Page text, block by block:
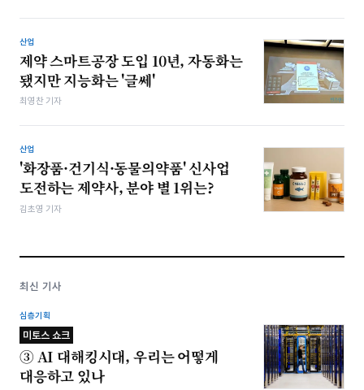
산업
제약 스마트공장 도입 10년, 자동화는
됐지만 지능화는 '글쎄'
최영찬 기자
산업
'화장품·건기식·동물의약품' 신사업
도전하는 제약사, 분야 별 1위는?
김초영 기자
최신 기사
심층기획
미토스 쇼크
③ AI 대해킹시대, 우리는 어떻게
대응하고 있나